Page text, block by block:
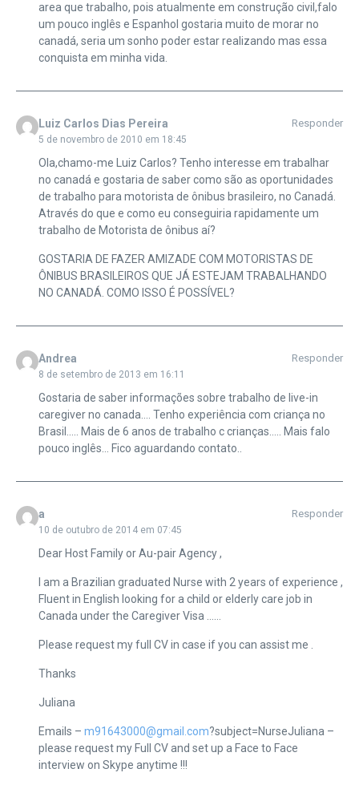
area que trabalho, pois atualmente em construção civil,falo
um pouco inglês e Espanhol gostaria muito de morar no
canadá, seria um sonho poder estar realizando mas essa
conquista em minha vida.
Luiz Carlos Dias Pereira
5 de novembro de 2010 em 18:45
Responder
Ola,chamo-me Luiz Carlos? Tenho interesse em trabalhar
no canadá e gostaria de saber como são as oportunidades
de trabalho para motorista de ônibus brasileiro, no Canadá.
Através do que e como eu conseguiria rapidamente um
trabalho de Motorista de ônibus aí?
GOSTARIA DE FAZER AMIZADE COM MOTORISTAS DE
ÔNIBUS BRASILEIROS QUE JÁ ESTEJAM TRABALHANDO
NO CANADÁ. COMO ISSO É POSSÍVEL?
Andrea
8 de setembro de 2013 em 16:11
Responder
Gostaria de saber informações sobre trabalho de live-in
caregiver no canada…. Tenho experiência com criança no
Brasil….. Mais de 6 anos de trabalho c crianças….. Mais falo
pouco inglês… Fico aguardando contato..
a
10 de outubro de 2014 em 07:45
Responder
Dear Host Family or Au-pair Agency ,
I am a Brazilian graduated Nurse with 2 years of experience ,
Fluent in English looking for a child or elderly care job in
Canada under the Caregiver Visa ……
Please request my full CV in case if you can assist me .
Thanks
Juliana
Emails – m91643000@gmail.com?subject=NurseJuliana –
please request my Full CV and set up a Face to Face
interview on Skype anytime !!!